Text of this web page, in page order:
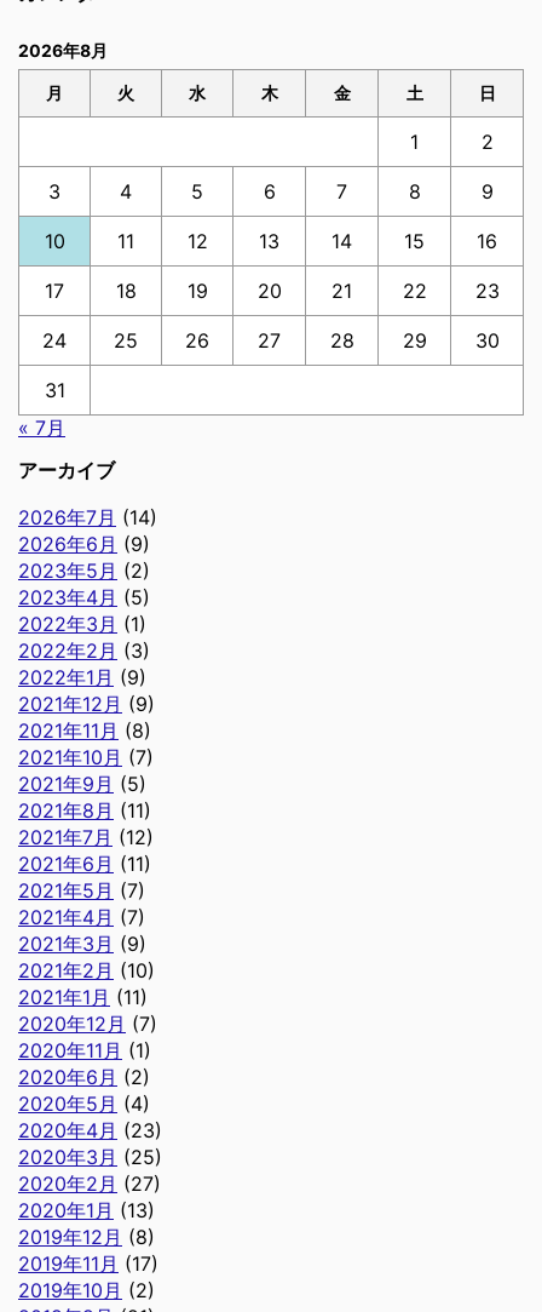
2026年8月
月 火 水 木 金 土 日
1 2
3 4 5 6 7 8 9
10 11 12 13 14 15 16
17 18 19 20 21 22 23
24 25 26 27 28 29 30
31
« 7月
アーカイブ
2026年7月 (14)
2026年6月 (9)
2023年5月 (2)
2023年4月 (5)
2022年3月 (1)
2022年2月 (3)
2022年1月 (9)
2021年12月 (9)
2021年11月 (8)
2021年10月 (7)
2021年9月 (5)
2021年8月 (11)
2021年7月 (12)
2021年6月 (11)
2021年5月 (7)
2021年4月 (7)
2021年3月 (9)
2021年2月 (10)
2021年1月 (11)
2020年12月 (7)
2020年11月 (1)
2020年6月 (2)
2020年5月 (4)
2020年4月 (23)
2020年3月 (25)
2020年2月 (27)
2020年1月 (13)
2019年12月 (8)
2019年11月 (17)
2019年10月 (2)